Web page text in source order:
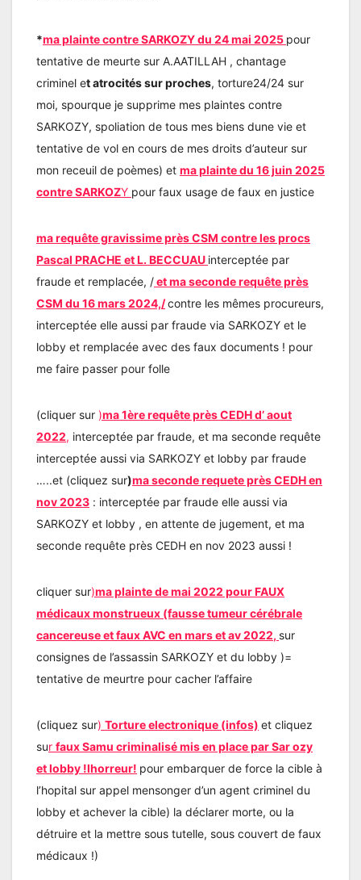
*ma plainte contre SARKOZY du 24 mai 2025 pour
tentative de meurte sur A.AATILLAH , chantage
criminel et atrocités sur proches, torture24/24 sur
moi, spourque je supprime mes plaintes contre
SARKOZY, spoliation de tous mes biens dune vie et
tentative de vol en cours de mes droits d’auteur sur
mon receuil de poèmes) et ma plainte du 16 juin 2025
contre SARKOZY pour faux usage de faux en justice
ma requête gravissime près CSM contre les procs
Pascal PRACHE et L. BECCUAU interceptée par
fraude et remplacée, /et ma seconde requête près
CSM du 16 mars 2024,/contre les mêmes procureurs,
interceptée elle aussi par fraude via SARKOZY et le
lobby et remplacée avec des faux documents ! pour
me faire passer pour folle
(cliquer sur )ma 1ère requête près CEDH d’ aout
2022, interceptée par fraude, et ma seconde requête
interceptée aussi via SARKOZY et lobby par fraude
…..et (cliquez sur)ma seconde requete près CEDH en
nov 2023 : interceptée par fraude elle aussi via
SARKOZY et lobby , en attente de jugement, et ma
seconde requête près CEDH en nov 2023 aussi !
cliquer sur)ma plainte de mai 2022 pour FAUX
médicaux monstrueux (fausse tumeur cérébrale
cancereuse et faux AVC en mars et av 2022, sur
consignes de l’assassin SARKOZY et du lobby )=
tentative de meurtre pour cacher l’affaire
(cliquez sur) Torture electronique (infos) et cliquez
sur faux Samu criminalisé mis en place par Sar ozy
et lobby !lhorreur! pour embarquer de force la cible à
l’hopital sur appel mensonger d’un agent criminel du
lobby et achever la cible) la déclarer morte, ou la
détruire et la mettre sous tutelle, sous couvert de faux
médicaux !)